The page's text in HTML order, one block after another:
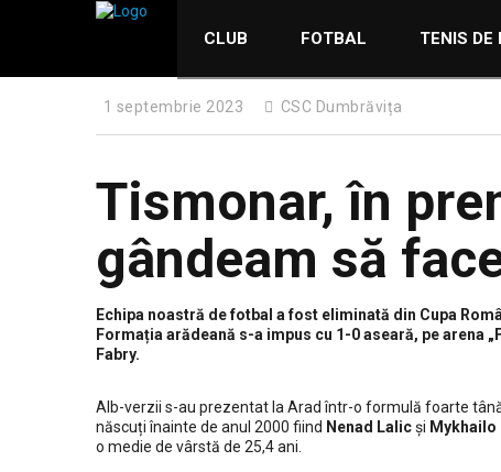
CLUB FOTBAL TENIS DE
1 septembrie 2023 CSC Dumbrăvița
Tismonar, în
gândeam să
Echipa noastră de fotbal a fost eliminată din Cupa
Formația arădeană s-a impus cu 1-0 aseară, pe arena
Fabry.
Alb-verzii s-au prezentat la Arad într-o formulă foarte
născuți înainte de anul 2000 fiind Nenad Lalicși
o medie de vârstă de 25,4 ani.